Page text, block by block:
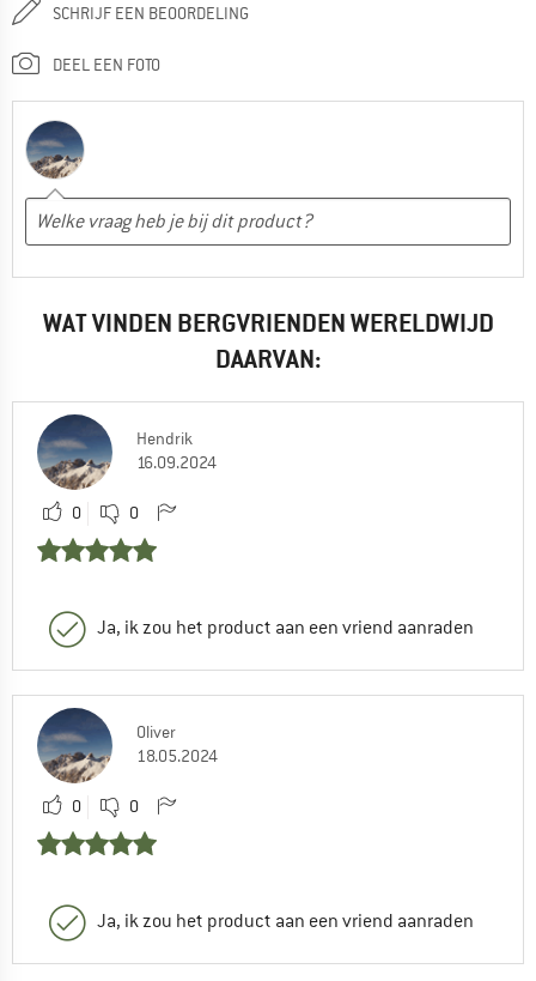
SCHRIJF EEN BEOORDELING
DEEL EEN FOTO
WAT VINDEN BERGVRIENDEN WERELDWIJD
DAARVAN:
Hendrik
16.09.2024
0 0
Ja, ik zou het product aan een vriend aanraden
Oliver
18.05.2024
0 0
Ja, ik zou het product aan een vriend aanraden